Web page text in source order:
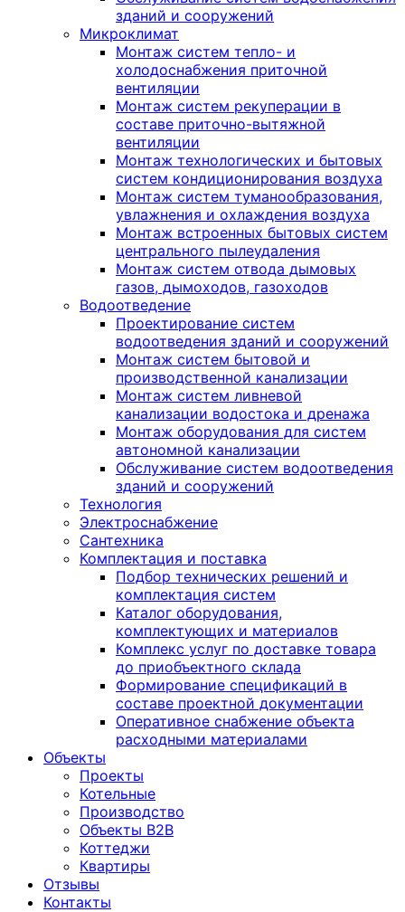
зданий и сооружений
Микроклимат
Монтаж систем тепло- и
холодоснабжения приточной
вентиляции
Монтаж систем рекуперации в
составе приточно-вытяжной
вентиляции
Монтаж технологических и бытовых
систем кондиционирования воздуха
Монтаж систем туманообразования,
увлажнения и охлаждения воздуха
Монтаж встроенных бытовых систем
центрального пылеудаления
Монтаж систем отвода дымовых
газов, дымоходов, газоходов
Водоотведение
Проектирование систем
водоотведения зданий и сооружений
Монтаж систем бытовой и
производственной канализации
Монтаж систем ливневой
канализации водостока и дренажа
Монтаж оборудования для систем
автономной канализации
Обслуживание систем водоотведения
зданий и сооружений
Технология
Электроснабжение
Сантехника
Комплектация и поставка
Подбор технических решений и
комплектация систем
Каталог оборудования,
комплектующих и материалов
Комплекс услуг по доставке товара
до приобъектного склада
Формирование спецификаций в
составе проектной документации
Оперативное снабжение объекта
расходными материалами
Объекты
Проекты
Котельные
Производство
Объекты В2В
Коттеджи
Квартиры
Отзывы
Контакты